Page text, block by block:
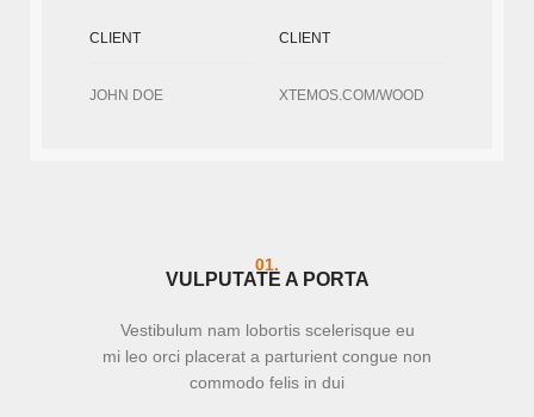
CLIENT CLIENT
JOHN DOE XTEMOS.COM/WOOD
01.
VULPUTATE A PORTA
Vestibulum nam lobortis scelerisque eu
mi leo orci placerat a parturient congue non
commodo felis in dui